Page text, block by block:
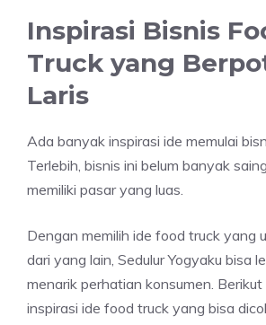
Inspirasi Bisnis
Truck yang
Laris
Ada banyak inspirasi ide memulai
Terlebih, bisnis ini belum banyak
memiliki pasar yang luas.
Dengan memilih ide food truck yang
dari yang lain, Sedulur Yogyaku bisa
menarik perhatian konsumen.
inspirasi ide food truck yang bisa